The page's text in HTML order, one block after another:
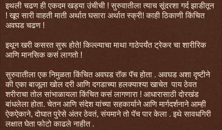
इथली चढण ही एकदम खड्या उंचीची ! सुरुवातीला त्याच सूंदरशा गर्द झाडीतून
! खूप सारी वाहती माती अर्थात घसारा अर्थात स्क्री! काही ठिकाणी किंचित
अवघड चढण !
इथून खरी कसरत सुरू होते! किल्ल्याचा माथा गाठेपर्यंत ट्रेकर चा शारीरिक
आणि मानसिक कसं लागतो !
सुरुवातीला एक निमुळता किंचित अवघड रॉक पॅच होता . अवघड अशा दृष्टीने
की एका बाजूला खोल दरी आणि दगडाच्या हलक्याश्या खाचेत पाय ठेवत
शरीराचा तोल सांभाळायला किंचित कसं लागणारा ! आधारासाठी दोरखंड
बांधलेला होता. चेतन आणि संदेश यांच्या सहकार्याने आणि मार्गदर्शनाने आम्ही
ऐकऐकाने, दोघात पुरेसे अंतर ठेवतं, संयमाने तो पॅच पार केला . इथे सावधगिरी
लक्षात घेता फोटो काढले नाहीत .